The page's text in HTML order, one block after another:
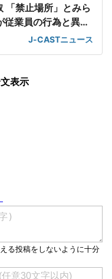
「禁止場所」とみら
従業員の行為と異例
J-CASTニュース
表示